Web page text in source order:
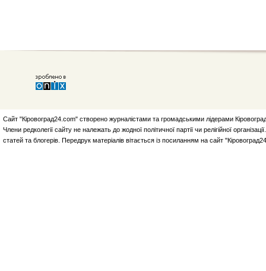
Сайт "Кіровоград24.com" створено журналістами та громадськими лідерами
Члени редколегії сайту не належать до жодної політичної партії чи релігійної
статей та блогерів. Передрук матеріалів вітається із посиланням на сайт